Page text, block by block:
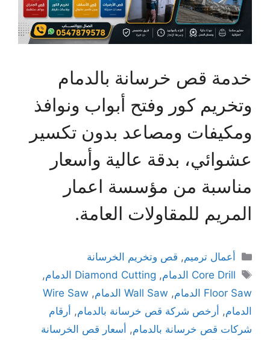
خدمة قص خرسانة بالدمام
وتخريم كور وفتح أبواب ونوافذ
ومكيفات ومصاعد بدون تكسير
عشوائي، بدقة عالية وأسعار
مناسبة من مؤسسة اعمار
المريم للمقاولات العامة.
أعمال ترميم, قص وتخريم الخرسانة
Core Drill الدمام
, Diamond Cutting الدمام
,
Floor Saw الدمام
, Wall Saw الدمام ,
Wire Saw
الدمام, أرخص شركة قص خرسانة بالدمام, أرقام
شركات قص خرسانة بالدمام, أسعار قص الخرسانة